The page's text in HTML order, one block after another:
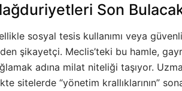
Son Bulacak
sosyal tesis kullanımı veya
şikayetçi. Meclis’teki bu hamle,
adına milat niteliği taşıyor.
sitelerde “yönetim krallıklarının”